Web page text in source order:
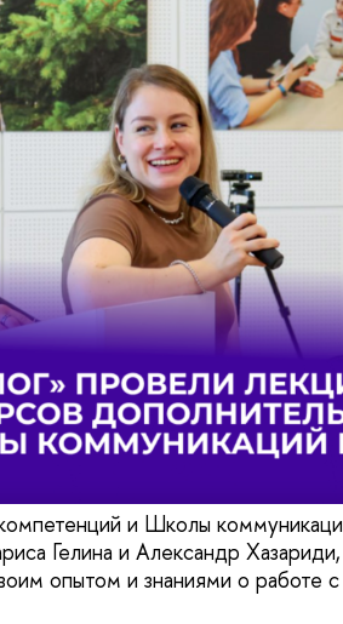
и Школы
Гелина и Александр
опытом и знаниями о работе